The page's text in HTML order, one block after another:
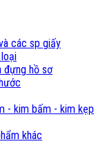
các sp giấy
đựng hồ sơ
- kim bấm - kim kẹp
khác